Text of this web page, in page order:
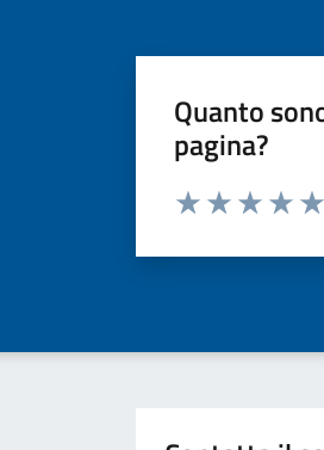
Quanto
pagina?
Valuta da 1 a 5 stelle